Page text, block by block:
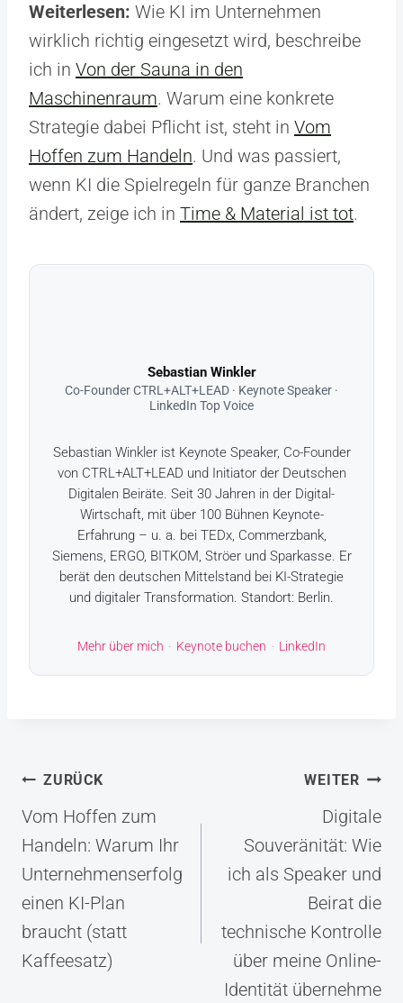
Weiterlesen: Wie KI im Unternehmen
wirklich richtig eingesetzt wird, beschreibe
ich in Von der Sauna in den
Maschinenraum. Warum eine konkrete
Strategie dabei Pflicht ist, steht in Vom
Hoffen zum Handeln. Und was passiert,
wenn KI die Spielregeln für ganze Branchen
ändert, zeige ich in Time & Material ist tot.
Sebastian Winkler
Co-Founder CTRL+ALT+LEAD · Keynote Speaker ·
LinkedIn Top Voice
Sebastian Winkler ist Keynote Speaker, Co-Founder
von CTRL+ALT+LEAD und Initiator der Deutschen
Digitalen Beiräte. Seit 30 Jahren in der Digital-
Wirtschaft, mit über 100 Bühnen Keynote-
Erfahrung – u. a. bei TEDx, Commerzbank,
Siemens, ERGO, BITKOM, Ströer und Sparkasse. Er
berät den deutschen Mittelstand bei KI-Strategie
und digitaler Transformation. Standort: Berlin.
Mehr über mich · Keynote buchen · LinkedIn
Beitragsnavigation
ZURÜCK
Vom Hoffen zum
Handeln: Warum Ihr
Unternehmenserfolg
einen KI-Plan
braucht (statt
Kaffeesatz)
WEITER
Digitale
Souveränität: Wie
ich als Speaker und
Beirat die
technische Kontrolle
über meine Online-
Identität übernehme